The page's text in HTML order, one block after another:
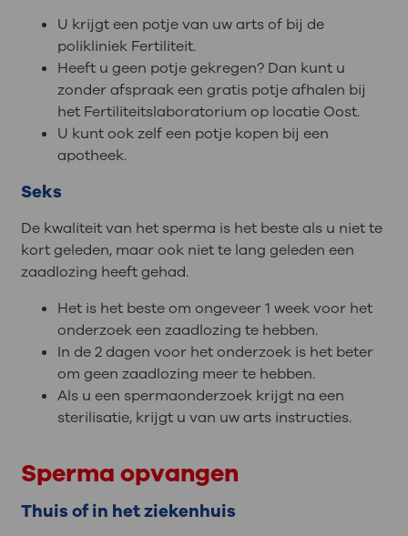
U krijgt een potje van uw arts of bij de
polikliniek Fertiliteit.
Heeft u geen potje gekregen? Dan kunt u
zonder afspraak een gratis potje afhalen bij
het Fertiliteitslaboratorium op locatie Oost.
U kunt ook zelf een potje kopen bij een
apotheek.
Seks
De kwaliteit van het sperma is het beste als u niet te
kort geleden, maar ook niet te lang geleden een
zaadlozing heeft gehad.
Het is het beste om ongeveer 1 week voor het
onderzoek een zaadlozing te hebben.
In de 2 dagen voor het onderzoek is het beter
om geen zaadlozing meer te hebben.
Als u een spermaonderzoek krijgt na een
sterilisatie, krijgt u van uw arts instructies.
Sperma opvangen
Thuis of in het ziekenhuis